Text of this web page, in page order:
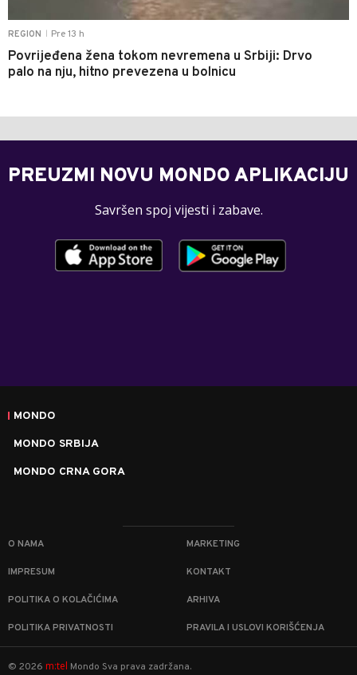
REGION Pre 13 h
Povrijeđena žena tokom nevremena u Srbiji: Drvo
palo na nju, hitno prevezena u bolnicu
PREUZMI NOVU MONDO APLIKACIJU
Savršen spoj vijesti i zabave.
MONDO
MONDO SRBIJA
MONDO CRNA GORA
O NAMA MARKETING
IMPRESUM KONTAKT
POLITIKA O KOLAČIĆIMA ARHIVA
POLITIKA PRIVATNOSTI PRAVILA I USLOVI KORIŠĆENJA
© 2026 m:tel Mondo Sva prava zadržana.